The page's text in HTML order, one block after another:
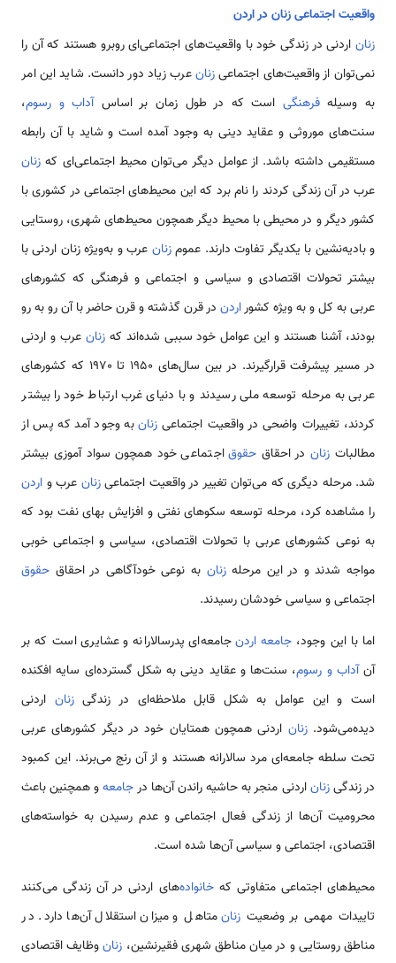
واقعیت اجتماعی زنان در اردن
زنان اردنی در زندگی خود با واقعیت‌های اجتماعی‌ای روبرو هستند که آن را
نمی‌توان از واقعیت‌های اجتماعیزنانعرب زیاد دور‌ دانست. شاید این امر
به وسیلهفرهنگی است که در طول زمان بر اساسآداب و رسوم،
سنت‌های موروثی و عقاید دینی به وجود آمده است و شاید با آن رابطه
مستقیمی‌ داشته باشد. از عوامل دیگر می‌توان محیط اجتماعی‌ای که زنان
عرب در آن زندگی کردند را نام برد که‌ این محیط‌های اجتماعی در کشوری با
کشور دیگر و در محیطی با محیط دیگر همچون محیط‌های شهری، روستایی
و بادیه‌نشین با یکدیگر تفاوت دارند. عمومزنان عرب و به‌ویژه زنان اردنی با
بیشتر تحولات اقتصادی و سیاسی و اجتماعی و فرهنگی که کشورهای
عربی به کل و به ویژه کشوراردن در قرن گذشته و قرن حاضر با آن رو به رو
بودند، آشنا هستند و این عوامل خود سببی شده‌اند کهزنان عرب و اردنی
در مسیر پیشرفت قرار‌گیرند. در بین سال‌های 1950 تا 1970 که کشورهای
عربی به مرحله توسعه ملی رسیدند و با دنیای غرب ارتباط خود را بیشتر
کردند، تغییرات واضحی در واقعیت اجتماعی زنانبه وجود آمد که پس از
مطالبات زناندر احقاقحقوقاجتماعی خود همچون سواد آموزی بیشتر
شد. مرحله دیگری که می‌توان تغییر در واقعیت اجتماعیزنان عرب و اردن
را مشاهده کرد، مرحله توسعه سکوهای نفتی و افزایش بهای نفت بود که
به نوعی کشورهای عربی با تحولات اقتصادی، سیاسی و اجتماعی خوبی
مواجه شدند و در این مرحلهزنان به نوعی خودآگاهی در احقاق حقوق
اجتماعی و سیاسی خودشان رسیدند.
اما با این وجود،‌ جامعه اردنجامعه‌ای پدرسالارانه و عشایری است که بر
آنآداب و رسوم، سنت‌ها و عقاید دینی به شکل گسترده‌ای سایه افکنده
است و این عوامل به شکل قابل ملاحظه‌ای در زندگیزنان اردنی
دیده‌می‌شود.زنان اردنی همچون همتایان خود در دیگر کشورهای عربی
تحت سلطه جامعه‌ای مرد سالارانه هستند و از آن رنج می‌برند. این کمبود
در زندگیزناناردنی منجر به حاشیه راندن آن‌ها درجامعهو همچنین باعث
محرومیت آن‌ها از زندگی فعال اجتماعی و عدم رسیدن به خواسته‌های
اقتصادی، اجتماعی و سیاسی آن‌ها شده است.
محیط‌های اجتماعی متفاوتی کهخانواده‌های اردنی در آن زندگی می‌کنند
تاییدات مهمی‌ بر وضعیتزنانمتاهل و میزان استقلال آن‌ها دارد. در
مناطق روستایی و در میان مناطق شهری فقیرنشین، زنانوظایف اقتصادی